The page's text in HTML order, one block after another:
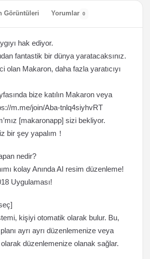
Görüntüleri Yorumlar 0
hak ediyor.
fantastik bir dünya yaratacaksınız.
olan Makaron, daha fazla yaratıcıyı
bize katılın Makaron veya
m.me/join/Aba-tnlq4siyhvRT
[makaronapp] sizi bekliyor.
bir şey yapalım！
nedir?
kolay Anında AI resim düzenleme!
Uygulaması!
kişiyi otomatik olarak bulur. Bu,
ayrı ayrı düzenlemenize veya
düzenlemenize olanak sağlar.